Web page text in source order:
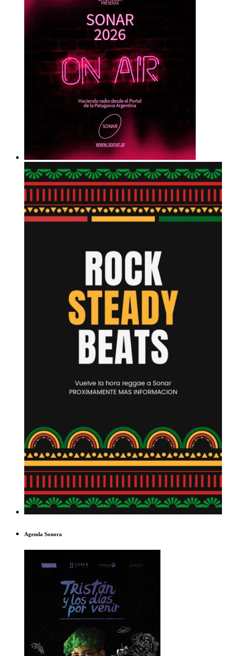
Agenda Sonora